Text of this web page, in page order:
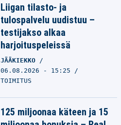
Liigan tilasto- ja
tulospalvelu uudistuu –
testijakso alkaa
harjoituspeleissä
JÄÄKIEKKO
06.08.2026 - 15:25
TOIMITUS
125 miljoonaa käteen ja 15